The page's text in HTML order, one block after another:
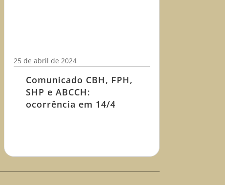
Comunicado CBH, FPH,
SHP e ABCCH:
ocorrência em 14/4
25 de abril de 2024